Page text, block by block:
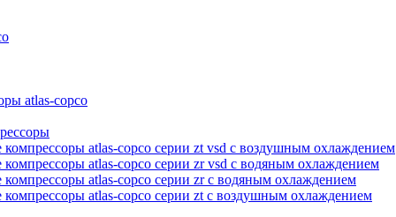
atlas-copco
компрессоры atlas-copco серии zt vsd с воздушным охлаждением
atlas-copco серии zr vsd с водяным охлаждением
atlas-copco серии zr с водяным охлаждением
компрессоры atlas-copco серии zt с воздушным охлаждением